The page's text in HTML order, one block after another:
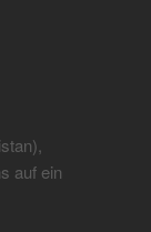
auf ein